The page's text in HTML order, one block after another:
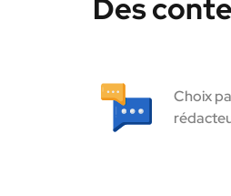
Des
Choix